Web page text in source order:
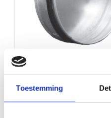
Toestemming
onze balie in Ede. Wij bieden een
ventilatieproducten van hoge
vindt voor uw project.
Luchtdichtheid
Materiaal
Bediening via app
Deksel | diameter 180 mm |
Artikelnr.: D180S
180 mm